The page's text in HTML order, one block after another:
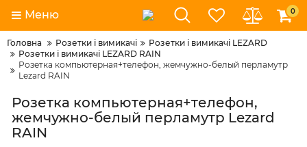
Меню 0
Головна Розетки і вимикачі
Розетки і вимикачі LEZARD
Розетки і вимикачі LEZARD RAIN
Розетка компьютерная+телефон, жемчужно-белый перламутр
Lezard RAIN
Розетка компьютерная+телефон,
жемчужно-белый перламутр Lezard
RAIN